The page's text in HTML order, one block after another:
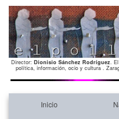
Director: Dionisio Sánchez Rodríguez.
política, información, ocio y cultura .
Inicio